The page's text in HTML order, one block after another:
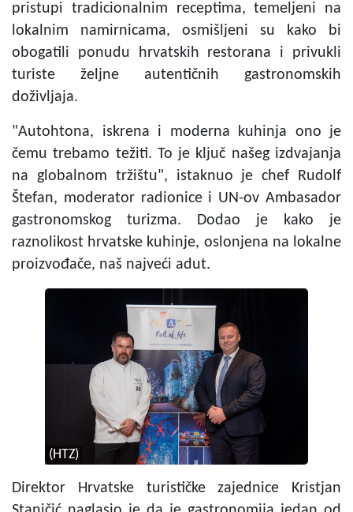
pristupi tradicionalnim receptima, temeljeni na
lokalnim namirnicama, osmišljeni su kako bi
obogatili ponudu hrvatskih restorana i privukli
turiste željne autentičnih gastronomskih
doživljaja.
"Autohtona, iskrena i moderna kuhinja ono je
čemu trebamo težiti. To je ključ našeg izdvajanja
na globalnom tržištu", istaknuo je chef Rudolf
Štefan, moderator radionice i UN-ov Ambasador
gastronomskog turizma. Dodao je kako je
raznolikost hrvatske kuhinje, oslonjena na lokalne
proizvođače, naš najveći adut.
(HTZ)
Direktor Hrvatske turističke zajednice Kristjan